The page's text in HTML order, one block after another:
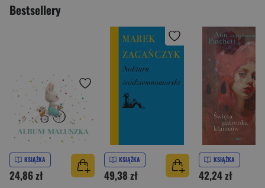
Bestsellery
KSIĄŻKA
24,86 zł
KSIĄŻKA
49,38 zł
KSIĄŻKA
42,24 zł